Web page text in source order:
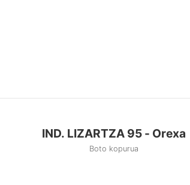
IND. LIZARTZA 95 - Orexa
Boto kopurua